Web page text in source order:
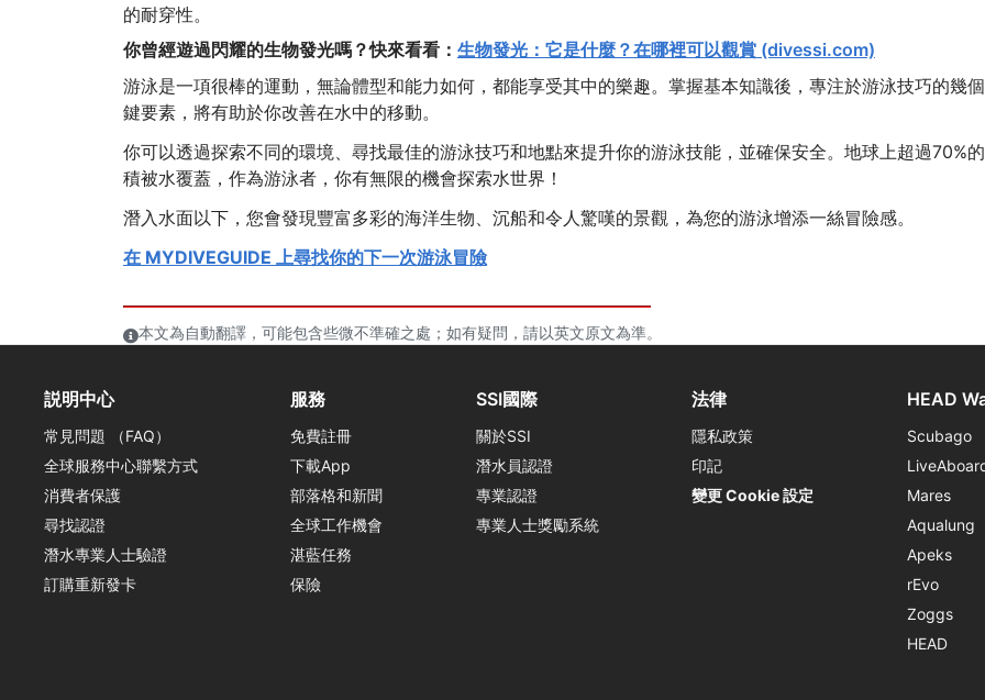
的耐穿性。
你曾經遊過閃耀的生物發光嗎？快來看看： 生物發光：它是什麼？在哪裡可以觀賞 (divessi.com)
游泳是一項很棒的運動，無論體型和能力如何，都能享受其中的樂趣。掌握基本知識後，專注於游泳技巧的幾
鍵要素，將有助於你改善在水中的移動。
你可以透過探索不同的環境、尋找最佳的游泳技巧和地點來提升你的游泳技能，並確保安全。地球上超過70%
積被水覆蓋，作為游泳者，你有無限的機會探索水世界！
潛入水面以下，您會發現豐富多彩的海洋生物、沉船和令人驚嘆的景觀，為您的游泳增添一絲冒險感。
在 MYDIVEGUIDE 上尋找你的下一次游泳冒險
本文為自動翻譯，可能包含些微不準確之處；如有疑問，請以英文原文為準。
説明中心
常見問題 （FAQ）
全球服務中心聯繫方式
消費者保護
尋找認證
潛水專業人士驗證
訂購重新發卡
服務
免費註冊
下載App
部落格和新聞
全球工作機會
湛藍任務
保險
SSI國際
關於SSI
潛水員認證
專業認證
專業人士獎勵系統
法律
隱私政策
印記
變更 Cookie 設定
HEAD
Scubago
Mares
Aqualung
Apeks
rEvo
Zoggs
HEAD